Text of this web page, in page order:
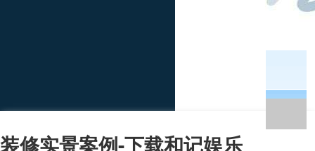
装修实景案例-下载和记娱乐